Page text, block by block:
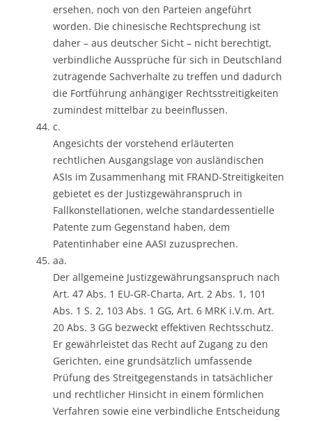
ersehen, noch von den Parteien angeführt
worden. Die chinesische Rechtsprechung ist
daher – aus deutscher Sicht – nicht berechtigt,
verbindliche Aussprüche für sich in Deutschland
zutragende Sachverhalte zu treffen und dadurch
die Fortführung anhängiger Rechtsstreitigkeiten
zumindest mittelbar zu beeinflussen.
c.
Angesichts der vorstehend erläuterten
rechtlichen Ausgangslage von ausländischen
ASIs im Zusammenhang mit FRAND-Streitigkeiten
gebietet es der Justizgewähranspruch in
Fallkonstellationen, welche standardessentielle
Patente zum Gegenstand haben, dem
Patentinhaber eine AASI zuzusprechen.
aa.
Der allgemeine Justizgewährungsanspruch nach
Art. 47 Abs. 1 EU-GR-Charta, Art. 2 Abs. 1, 101
Abs. 1 S. 2, 103 Abs. 1 GG, Art. 6 MRK i.V.m. Art.
20 Abs. 3 GG bezweckt effektiven Rechtsschutz.
Er gewährleistet das Recht auf Zugang zu den
Gerichten, eine grundsätzlich umfassende
Prüfung des Streitgegenstands in tatsächlicher
und rechtlicher Hinsicht in einem förmlichen
Verfahren sowie eine verbindliche Entscheidung